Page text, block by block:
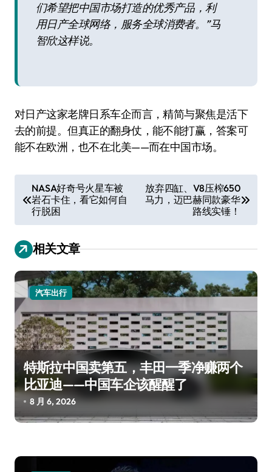
们希望把中国市场打造的优秀产品，利
用日产全球网络，服务全球消费者。”马
智欣这样说。
对日产这家老牌日系车企而言，精简与聚焦是活下
去的前提。但真正的翻身仗，能不能打赢，答案可
能不在欧洲，也不在北美——而在中国市场。
章
导
航
NASA好奇号火星车被
岩石卡住，看它如何自
行脱困
放弃四缸、V8压榨650
马力，迈巴赫同款豪华
路线实锤！
相关文章
汽车出行
特斯拉中国卖第五，丰田一季净赚两个
比亚迪——中国车企该醒醒了
8 月 6, 2026